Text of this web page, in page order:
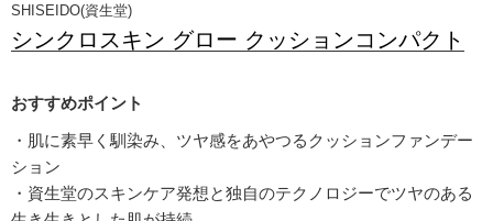
SHISEIDO(資生堂)
シンクロスキン グロー クッションコンパクト
・肌に素早く馴染み、ツヤ感をあやつるクッションファンデー
ション
・資生堂のスキンケア発想と独自のテクノロジーでツヤのある